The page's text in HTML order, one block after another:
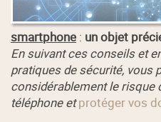
smartphone : un objet
En suivant ces conseils et
pratiques de sécurité, vous
considérablement le risque
téléphone etprotéger vos